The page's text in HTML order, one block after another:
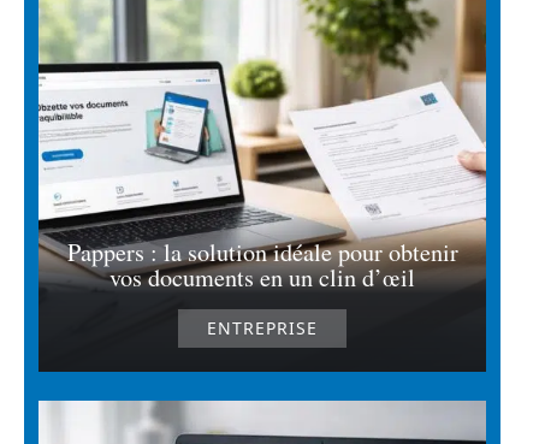
Pappers : la solution idéale pour obtenir
vos documents en un clin d’œil
ENTREPRISE